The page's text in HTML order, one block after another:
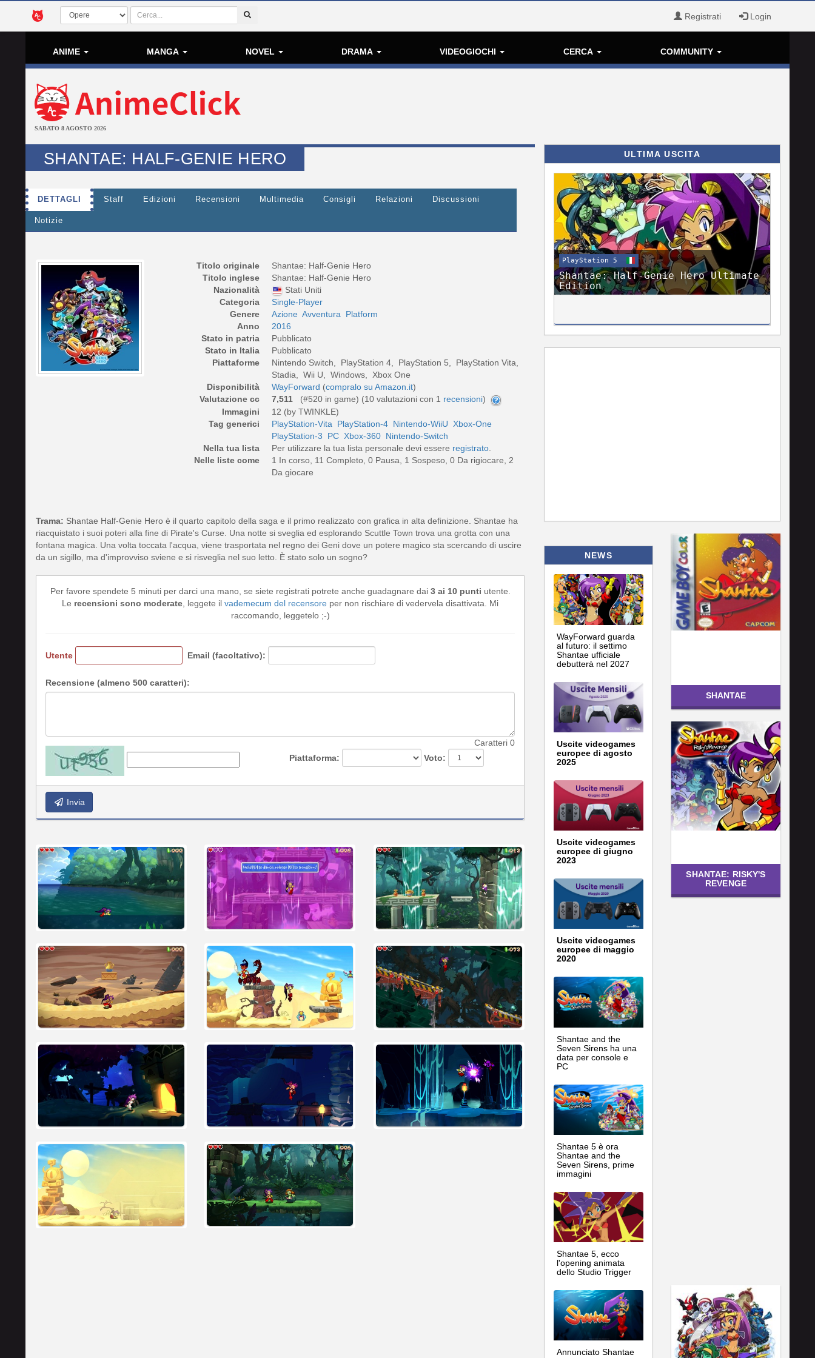
Registrati Login
ANIME MANGA NOVEL DRAMA VIDEOGIOCHI CERCA COMMUNITY
SABATO 8 AGOSTO 2026
SHANTAE: HALF-GENIE HERO
DETTAGLI Staff Edizioni Recensioni Multimedia Consigli Relazioni Discussioni
Notizie
Titolo originale
Shantae: Half-Genie Hero
Titolo inglese
Shantae: Half-Genie Hero
Nazionalità
Stati Uniti
Categoria
Single-Player
Genere
Azione Avventura Platform
Anno
2016
Stato in patria
Pubblicato
Stato in Italia
Pubblicato
Piattaforme
Nintendo Switch, PlayStation 4, PlayStation 5, PlayStation Vita,
Stadia, Wii U, Windows, Xbox One
Disponibilità
WayForward (compralo su Amazon.it)
Valutazione cc
7,511 (#520 in game) (10 valutazioni con 1 recensioni)
Immagini
12 (by TWINKLE)
Tag generici
PlayStation-Vita PlayStation-4 Nintendo-WiiU
Xbox-One
PlayStation-3
PC Xbox-360 Nintendo-Switch
Nella tua lista
Per utilizzare la tua lista personale devi essere registrato
Nelle liste come
1 In corso, 11 Completo, 0 Pausa, 1 Sospeso, 0 Da rigiocare, 2
Da giocare
Trama: Shantae Half-Genie Hero è il quarto capitolo della saga e il primo realizzato con grafica in alta definizione. Shantae ha
riacquistato i suoi poteri alla fine di Pirate's Curse. Una notte si sveglia ed esplorando Scuttle Town trova una grotta con una
fontana magica. Una volta toccata l'acqua, viene trasportata nel regno dei Geni dove un potere magico sta scercando di uscire
da un sigillo, ma d'improvviso sviene e si risveglia nel suo letto. È stato solo un sogno?
Per favore spendete 5 minuti per darci una mano, se siete registrati potrete anche guadagnare dai 3 ai 10 punti utente.
Le recensioni sono moderate , leggete il vademecum del recensore per non rischiare di vedervela disattivata. Mi
raccomando, leggetelo ;-)
Utente Email (facoltativo):
Recensione (almeno 500 caratteri):
Caratteri 0
Piattaforma:
Voto:
Invia
ULTIMA USCITA
PlayStation 5
Shantae: Half-Genie Hero Ultimate
Edition
NEWS
WayForward guarda
al futuro: il settimo
Shantae ufficiale
debutterà nel 2027
Uscite videogames
europee di agosto
2025
Uscite videogames
europee di giugno
2023
Uscite videogames
europee di maggio
2020
Shantae and the
Seven Sirens ha una
data per console e
PC
Shantae 5 è ora
Shantae and the
Seven Sirens, prime
immagini
Shantae 5, ecco
l'opening animata
dello Studio Trigger
Annunciato Shantae
SHANTAE
SHANTAE: RISKY'S
REVENGE